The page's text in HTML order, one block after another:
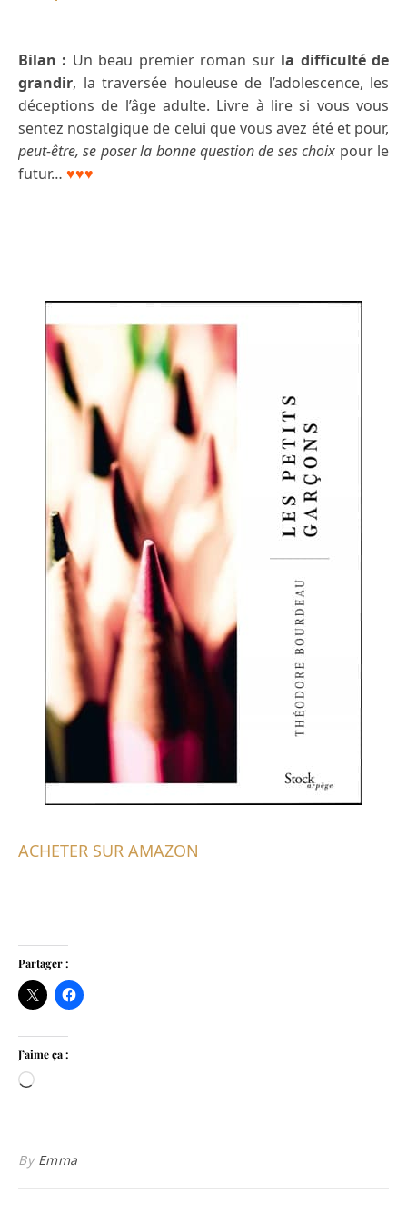
Bilan : Un beau premier roman sur la difficulté de
grandir, la traversée houleuse de l’adolescence, les
déceptions de l’âge adulte. Livre à lire si vous vous
sentez nostalgique de celui que vous avez été et pour,
peut-être, se poser la bonne question de ses choix pour le
futur… ♥♥♥
ACHETER SUR AMAZON
Partager :
J’aime ça :
Chargement…
By Emma